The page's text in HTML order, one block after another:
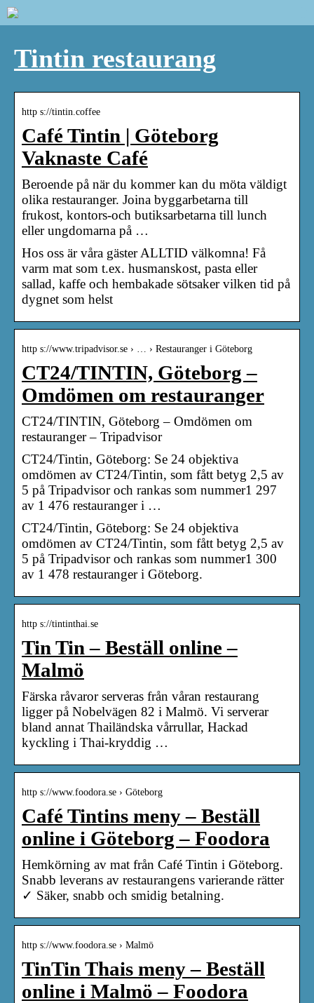
Tintin restaurang
http s://tintin.coffee
Café Tintin | Göteborg
Vaknaste Café
Beroende på när du kommer kan du möta väldigt
olika restauranger. Joina byggarbetarna till
frukost, kontors-och butiksarbetarna till lunch
eller ungdomarna på …
Hos oss är våra gäster ALLTID välkomna! Få
varm mat som t.ex. husmanskost, pasta eller
sallad, kaffe och hembakade sötsaker vilken tid på
dygnet som helst
http s://www.tripadvisor.se › … › Restauranger i Göteborg
CT24/TINTIN, Göteborg –
Omdömen om restauranger
CT24/TINTIN, Göteborg – Omdömen om
restauranger – Tripadvisor
CT24/Tintin, Göteborg: Se 24 objektiva
omdömen av CT24/Tintin, som fått betyg 2,5 av
5 på Tripadvisor och rankas som nummer1 297
av 1 476 restauranger i …
CT24/Tintin, Göteborg: Se 24 objektiva
omdömen av CT24/Tintin, som fått betyg 2,5 av
5 på Tripadvisor och rankas som nummer1 300
av 1 478 restauranger i Göteborg.
http s://tintinthai.se
Tin Tin – Beställ online –
Malmö
Färska råvaror serveras från våran restaurang
ligger på Nobelvägen 82 i Malmö. Vi serverar
bland annat Thailändska vårrullar, Hackad
kyckling i Thai-kryddig …
http s://www.foodora.se › Göteborg
Café Tintins meny – Beställ
online i Göteborg – Foodora
Hemkörning av mat från Café Tintin i Göteborg.
Snabb leverans av restaurangens varierande rätter
✓ Säker, snabb och smidig betalning.
http s://www.foodora.se › Malmö
TinTin Thais meny – Beställ
online i Malmö – Foodora